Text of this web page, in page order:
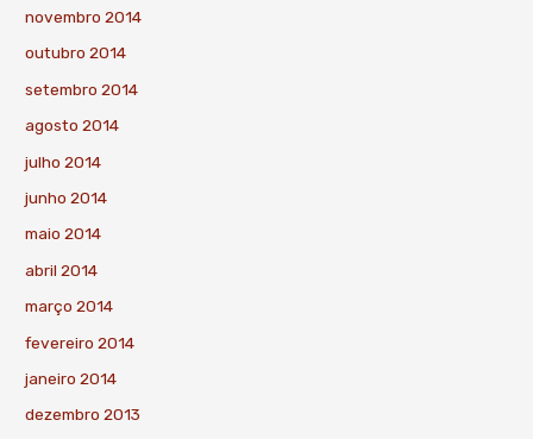
novembro 2014
outubro 2014
setembro 2014
agosto 2014
julho 2014
junho 2014
maio 2014
abril 2014
março 2014
fevereiro 2014
janeiro 2014
dezembro 2013